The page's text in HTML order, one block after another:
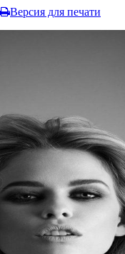
Версия для печати